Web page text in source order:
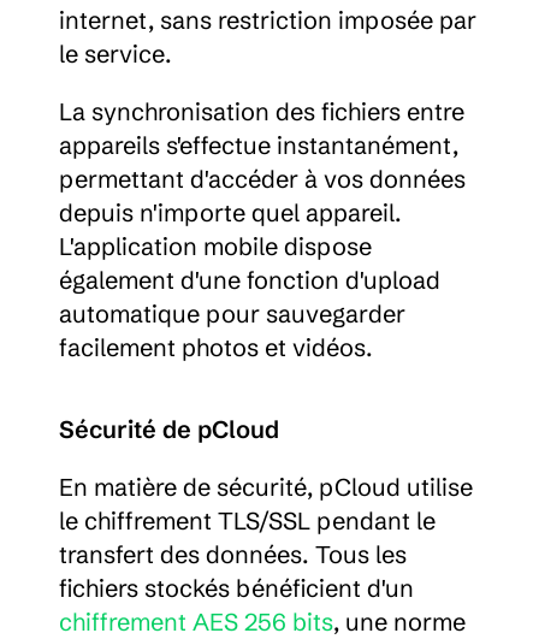
internet, sans restriction imposée par
le service.
La synchronisation des fichiers entre
appareils s'effectue instantanément,
permettant d'accéder à vos données
depuis n'importe quel appareil.
L'application mobile dispose
également d'une fonction d'upload
automatique pour sauvegarder
facilement photos et vidéos.
Sécurité de pCloud
En matière de sécurité, pCloud utilise
le chiffrement TLS/SSL pendant le
transfert des données. Tous les
chiffrement AES 256 bits, une norme